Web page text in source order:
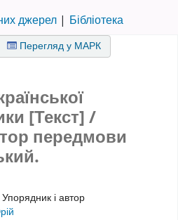
джерел
Бібліотека
Перегляд у МАРК
[Текст] /
передмови
Упорядник і автор